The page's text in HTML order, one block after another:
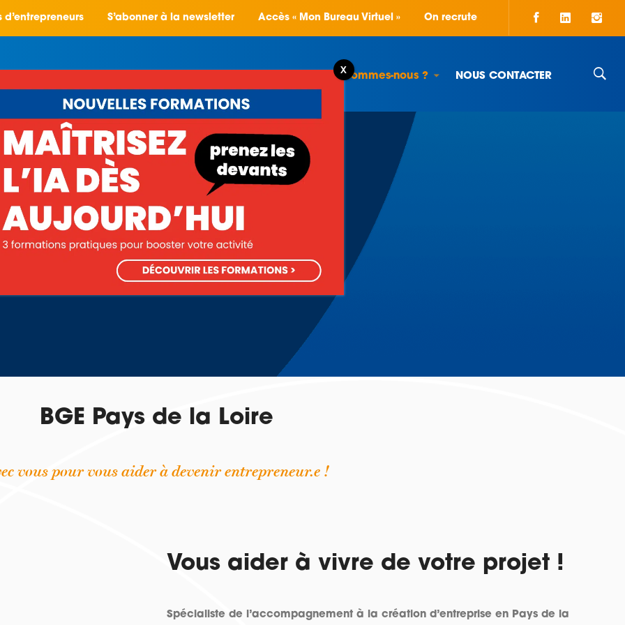
d’entrepreneurs S’abonner à la newsletter Accès « Mon Bureau Virtuel » On recrute
Qui sommes-nous ? NOUS CONTACTER
BGE Pays de la Loire
vous pour vous aider à devenir entrepreneur.e !
Vous aider à vivre de votre projet !
Spécialiste de l’accompagnement à la création d’entreprise en Pays de la